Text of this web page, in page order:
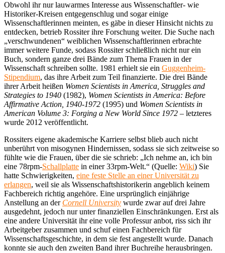
Obwohl ihr nur lauwarmes Interesse aus Wissenschaftler- wie
Historiker-Kreisen entgegenschlug und sogar einige
Wissenschaftlerinnen meinten, es gäbe in dieser Hinsicht nichts zu
entdecken, betrieb Rossiter ihre Forschung weiter. Die Suche nach
„verschwundenen“ weiblichen Wissenschaftlerinnen erbrachte
immer weitere Funde, sodass Rossiter schließlich nicht nur ein
Buch, sondern ganze drei Bände zum Thema Frauen in der
Wissenschaft schreiben sollte. 1981 erhielt sie ein Guggenheim-
Stipendium, das ihre Arbeit zum Teil finanzierte. Die drei Bände
ihrer Arbeit heißen Women Scientists in America, Struggles and
Strategies to 1940 (1982), Women Scientists in America: Before
Affirmative Action, 1940-1972 (1995) und Women Scientists in
American Volume 3: Forging a New World Since 1972 – letzteres
wurde 2012 veröffentlicht.
Rossiters eigene akademische Karriere selbst blieb auch nicht
unberührt von misogynen Hindernissen, sodass sie sich zeitweise so
fühlte wie die Frauen, über die sie schrieb: „Ich nehme an, ich bin
eine 78rpm-Schallplatte in einer 33rpm-Welt.“ (Quelle: Wiki) Sie
hatte Schwierigkeiten, eine feste Stelle an einer Universität zu
erlangen, weil sie als Wissenschaftshistorikerin angeblich keinem
Fachbereich richtig angehöre. Eine ursprünglich einjährige
Anstellung an der Cornell University wurde zwar auf drei Jahre
ausgedehnt, jedoch nur unter finanziellen Einschränkungen. Erst als
eine andere Universität ihr eine volle Professur anbot, riss sich ihr
Arbeitgeber zusammen und schuf einen Fachbereich für
Wissenschaftsgeschichte, in dem sie fest angestellt wurde. Danach
konnte sie auch den zweiten Band ihrer Buchreihe herausbringen.